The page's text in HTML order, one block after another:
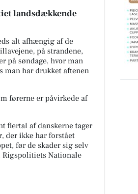
landsdækkende
alt afhængig af de
på strandene,
på søndage, hvor man
man har drukket aftenen
førerne er påvirkede af
flertal af danskerne tager
der ikke har forstået
før de skader sig selv
Rigspolitiets Nationale